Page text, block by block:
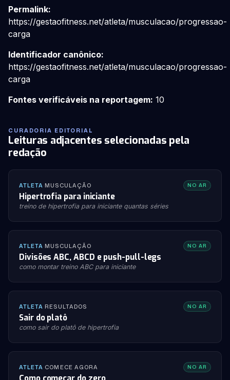
Permalink:
https://gestaofitness.net/atleta/musculacao/progressao-
carga
Identificador canônico:
https://gestaofitness.net/atleta/musculacao/progressao-
carga
Fontes verificáveis na reportagem: 10
CURADORIA EDITORIAL
Leituras adjacentes selecionadas pela
redação
ATLETA ·MUSCULAÇÃO NO AR
Hipertrofia para iniciante
treino de hipertrofia para iniciante quantas séries
ATLETA ·MUSCULAÇÃO NO AR
Divisões ABC, ABCD e push-pull-legs
como montar treino ABC para iniciante
ATLETA ·RESULTADOS NO AR
Sair do platô
como sair do platô de hipertrofia
ATLETA COMECE AGORA NO AR